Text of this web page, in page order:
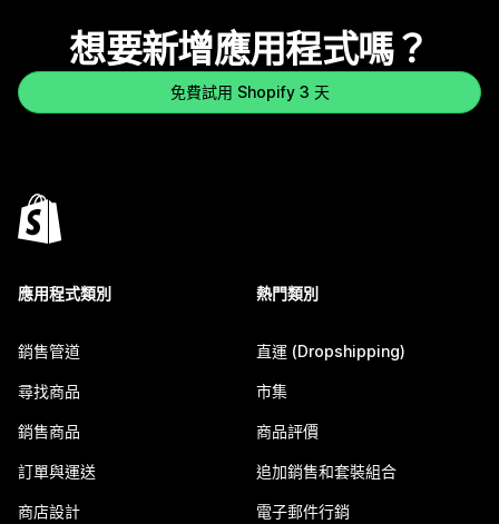
想要新增應用程式嗎？
免費試用 Shopify 3 天
應用程式類別
銷售管道
尋找商品
銷售商品
訂單與運送
商店設計
熱門類別
直運 (Dropshipping)
市集
商品評價
追加銷售和套裝組合
電子郵件行銷